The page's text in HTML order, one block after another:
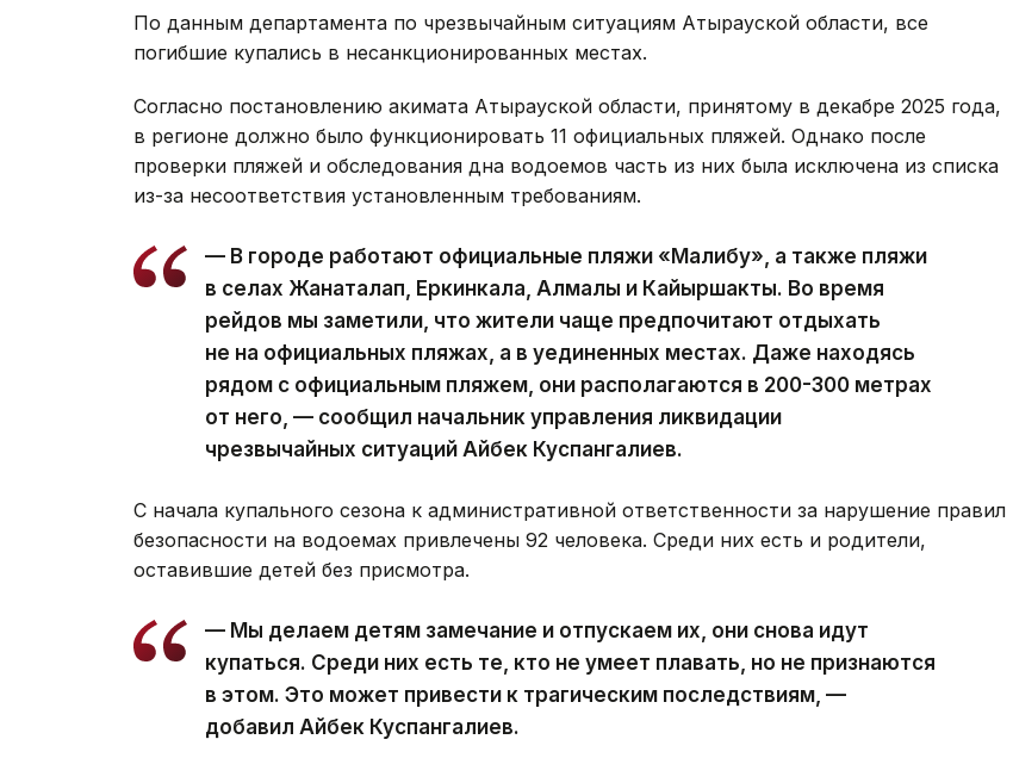
По данным департамента по чрезвычайным ситуациям Атырауской области, все
погибшие купались в несанкционированных местах.
Согласно постановлению акимата Атырауской области, принятому в декабре 2025 года,
в регионе должно было функционировать 11 официальных пляжей. Однако после
проверки пляжей и обследования дна водоемов часть из них была исключена из списка
из-за несоответствия установленным требованиям.
— В городе работают официальные пляжи «Малибу», а также пляжи
в селах Жанаталап, Еркинкала, Алмалы и Кайыршакты. Во время
рейдов мы заметили, что жители чаще предпочитают отдыхать
не на официальных пляжах, а в уединенных местах. Даже находясь
рядом с официальным пляжем, они располагаются в 200-300 метрах
от него, — сообщил начальник управления ликвидации
чрезвычайных ситуаций Айбек Куспангалиев.
С начала купального сезона к административной ответственности за нарушение правил
безопасности на водоемах привлечены 92 человека. Среди них есть и родители,
оставившие детей без присмотра.
— Мы делаем детям замечание и отпускаем их, они снова идут
купаться. Среди них есть те, кто не умеет плавать, но не признаются
в этом. Это может привести к трагическим последствиям, —
добавил Айбек Куспангалиев.